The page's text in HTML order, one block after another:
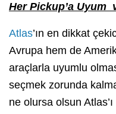
Her Pickup’a Uyum
Atlas’ın en dikkat
Avrupa hem de
araçlarla uyumlu
seçmek zorunda
ne olursa olsun